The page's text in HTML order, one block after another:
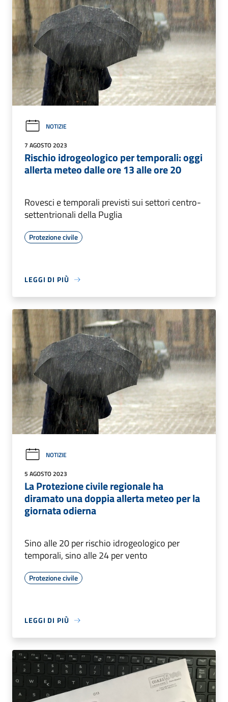
NOTIZIE
7 AGOSTO 2023
Rischio idrogeologico per temporali: oggi
allerta meteo dalle ore 13 alle ore 20
Rovesci e temporali previsti sui settori centro-
settentrionali della Puglia
Protezione civile
LEGGI DI PIÙ
NOTIZIE
5 AGOSTO 2023
La Protezione civile regionale ha
diramato una doppia allerta meteo per la
giornata odierna
Sino alle 20 per rischio idrogeologico per
temporali, sino alle 24 per vento
Protezione civile
LEGGI DI PIÙ